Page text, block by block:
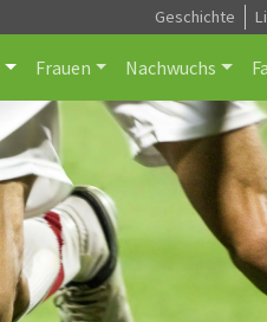
Geschichte
Frauen Nachwuchs